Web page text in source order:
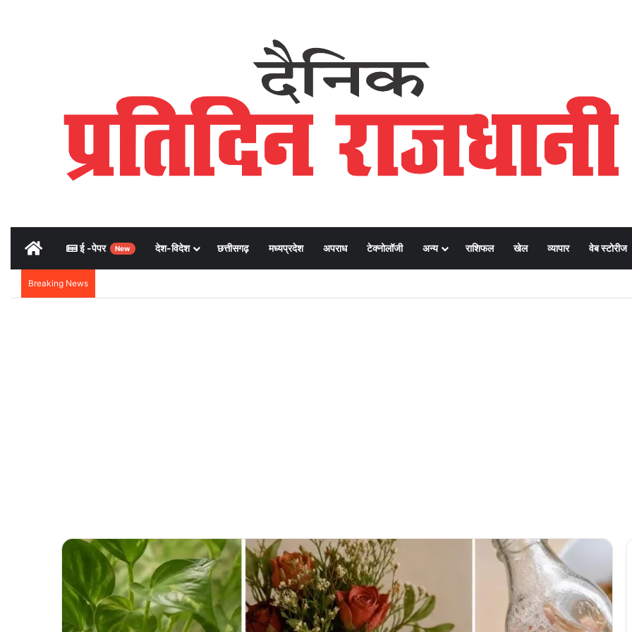
Home ई -पेपर New देश-विदेश छत्तीसगढ़ मध्यप्रदेश अपराध टेक्नोलॉजी अन्य राशिफल खेल व्यापार वेब स्टोरीज
Breaking News